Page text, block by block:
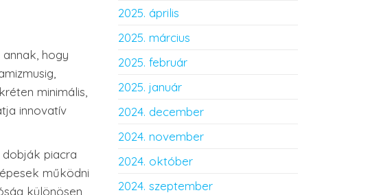
hogy
minimális,
innovatív
piacra
működni
különösen
2025. április
2025. március
2025. február
2025. január
2024. december
2024. november
2024. október
2024. szeptember